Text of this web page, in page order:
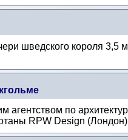
шведского короля 3,5
агентством по
RPW Design